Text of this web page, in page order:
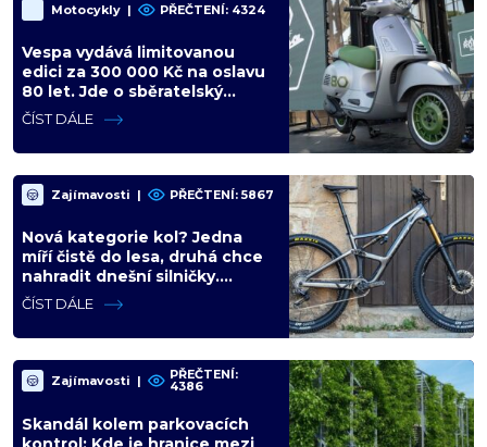
Motocykly | PŘEČTENÍ: 4324
Vespa vydává limitovanou
edici za 300 000 Kč na oslavu
80 let. Jde o sběratelský
kalkul místo jízdního upgradu
ČÍST DÁLE
Zajímavosti | PŘEČTENÍ: 5867
Nová kategorie kol? Jedna
míří čistě do lesa, druhá chce
nahradit dnešní silničky.
Cyklisté mají rozporuplné
názory
ČÍST DÁLE
Zajímavosti | PŘEČTENÍ:
4386
Skandál kolem parkovacích